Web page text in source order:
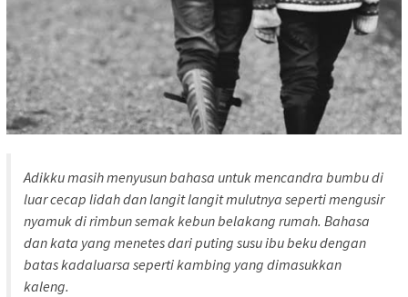
Adikku masih menyusun bahasa untuk mencandra bumbu di
luar cecap lidah dan langit langit mulutnya seperti mengusir
nyamuk di rimbun semak kebun belakang rumah. Bahasa
dan kata yang menetes dari puting susu ibu beku dengan
batas kadaluarsa seperti kambing yang dimasukkan
kaleng.